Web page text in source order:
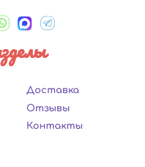
Доставка
Отзывы
Контакты